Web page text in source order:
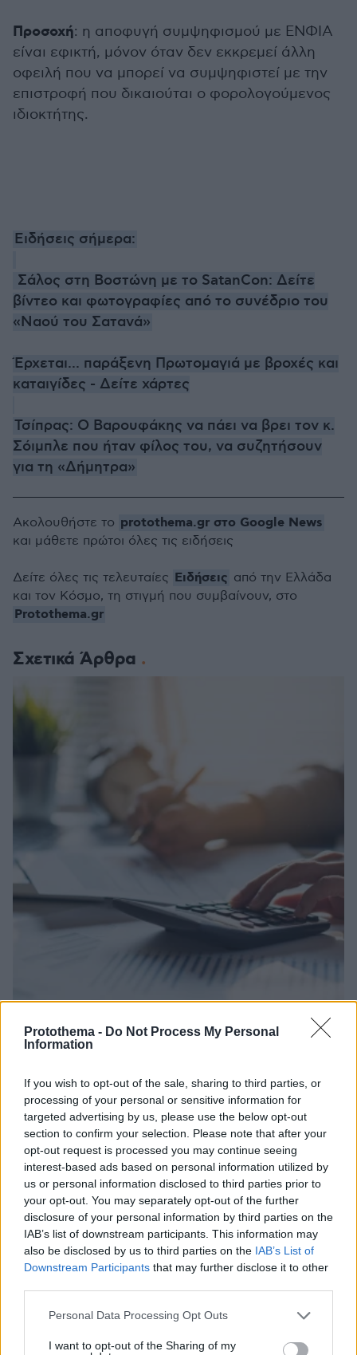
Protothema - Do Not Process My Personal
Information
If you wish to opt-out of the sale, sharing to third parties, or
processing of your personal or sensitive information for
targeted advertising by us, please use the below opt-out
section to confirm your selection. Please note that after your
opt-out request is processed you may continue seeing
interest-based ads based on personal information utilized by
us or personal information disclosed to third parties prior to
your opt-out. You may separately opt-out of the further
disclosure of your personal information by third parties on the
IAB’s list of downstream participants. This information may
also be disclosed by us to third parties on the IAB’s List of
Downstream Participants that may further disclose it to other
Please note that this website/app uses one or more Google
not limited to your visit or usage behaviour. You may click to
Personal Data Processing Opt Outs
I want to opt-out of the Sharing of my
Προσοχή: η αποφυγή συμψηφισμού με ΕΝΦΙΑ
είναι εφικτή, μόνον όταν δεν εκκρεμεί άλλη
οφειλή που να μπορεί να συμψηφιστεί με την
επιστροφή που δικαιούται ο φορολογούμενος
ιδιοκτήτης.
Ειδήσεις σήμερα:
Σάλος στη Βοστώνη με το SatanCon: Δείτε
βίντεο και φωτογραφίες από το συνέδριο του
«Ναού του Σατανά»
Έρχεται... παράξενη Πρωτομαγιά με βροχές και
καταιγίδες - Δείτε χάρτες
Τσίπρας: Ο Βαρουφάκης να πάει να βρει τον κ.
Σόιμπλε που ήταν φίλος του, να συζητήσουν
για τη «Δήμητρα»
Σχετικά Άρθρα
Επιστροφές φόρου χωρίς συμψηφισμό ΕΝΦΙΑ για
Ακολουθήστε το protothema.gr στο Google News
και μάθετε πρώτοι όλες τις ειδήσεις
Δείτε όλες τις τελευταίες Ειδήσεις από την Ελλάδα
και τον Κόσμο, τη στιγμή που συμβαίνουν, στο
Protothema.gr